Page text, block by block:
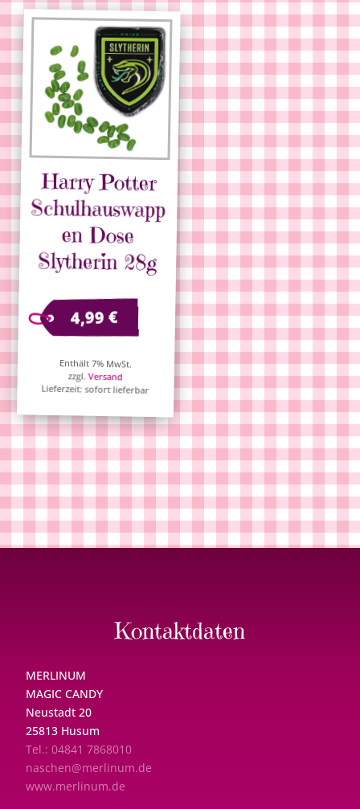
Harry Potter
Schulhauswapp
en Dose
Slytherin 28g
4,99€
Enthält 7% MwSt.
zzgl.Versand
Lieferzeit: sofort lieferbar
Kontaktdaten
MERLINUM
MAGIC CANDY
Neustadt 20
25813 Husum
Tel.: 04841 7868010
naschen@merlinum.de
www.merlinum.de